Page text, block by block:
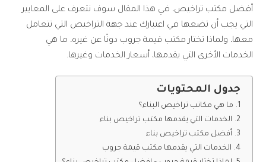
أفضل مكتب تراخيص، في هذا المقال سوف نتعرف على المعايير
التي يجب أن تضعها في اعتبارك عند جهة التراخيص التي تتعامل
معها، ولماذا تختار مكتب قيمة جروب دونًا عن غيره، ما هي
الخدمات الأخرى التي يقدمها، أسعار الخدمات وغيرها.
جدول المحتويات
ما هي مكاتب تراخيص البناء؟
الخدمات التي يقدمها مكتب تراخيص بناء
أفضل مكتب تراخيص بناء
الخدمات التي يقدمها مكتب قيمة جروب